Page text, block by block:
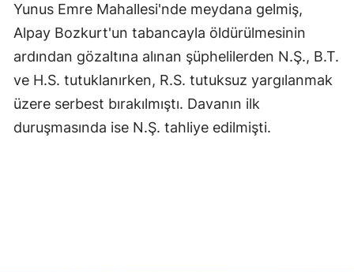
Aksaray
Bayburt
Karaman
Kırıkkale
Yunus Emre Mahallesi'nde meydana gelmiş,
Alpay Bozkurt'un tabancayla öldürülmesinin
ardından gözaltına alınan şüphelilerden N.Ş., B.T.
ve H.S. tutuklanırken, R.S. tutuksuz yargılanmak
üzere serbest bırakılmıştı. Davanın ilk
duruşmasında ise N.Ş. tahliye edilmişti.